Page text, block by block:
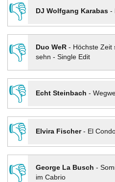
👎
DJ Wolfgang Karabas-
👎
Duo WeR- Höchste Zeit
sehn - Single Edit
👎
Echt Steinbach -
👎
Elvira Fischer- El
👎
George La Busch -
im Cabrio